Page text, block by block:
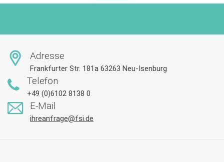
Adresse
Frankfurter Str. 181a 63263 Neu-Isenburg
Telefon
+49 (0)6102 8138 0
E-Mail
ihreanfrage@fsi.de